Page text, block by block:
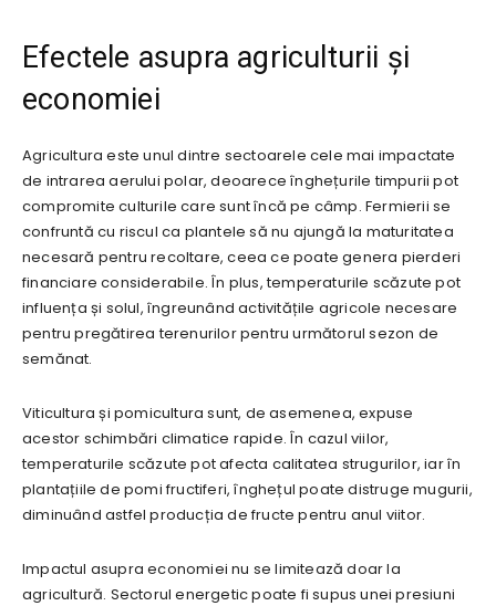
Efectele asupra agriculturii și
economiei
Agricultura este unul dintre sectoarele cele mai impactate
de intrarea aerului polar, deoarece înghețurile timpurii pot
compromite culturile care sunt încă pe câmp. Fermierii se
confruntă cu riscul ca plantele să nu ajungă la maturitatea
necesară pentru recoltare, ceea ce poate genera pierderi
financiare considerabile. În plus, temperaturile scăzute pot
influența și solul, îngreunând activitățile agricole necesare
pentru pregătirea terenurilor pentru următorul sezon de
semănat.
Viticultura și pomicultura sunt, de asemenea, expuse
acestor schimbări climatice rapide. În cazul viilor,
temperaturile scăzute pot afecta calitatea strugurilor, iar în
plantațiile de pomi fructiferi, înghețul poate distruge mugurii,
diminuând astfel producția de fructe pentru anul viitor.
Impactul asupra economiei nu se limitează doar la
agricultură. Sectorul energetic poate fi supus unei presiuni